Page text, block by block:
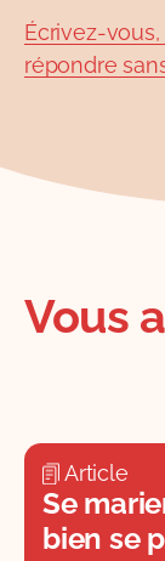
Écrivez-
répondre
Vous
Article
Se
bien se